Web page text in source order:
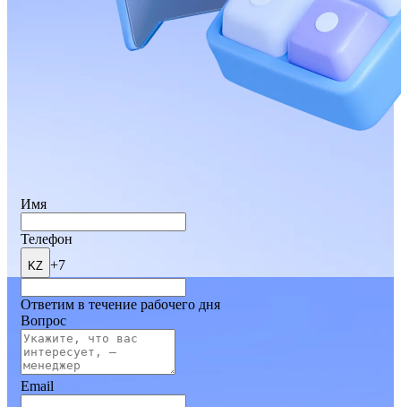
Имя
Телефон
KZ +7
Ответим в течение рабочего дня
Вопрос
Email